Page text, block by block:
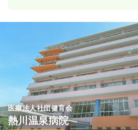
医療法人社団健育会
熱川温泉病院